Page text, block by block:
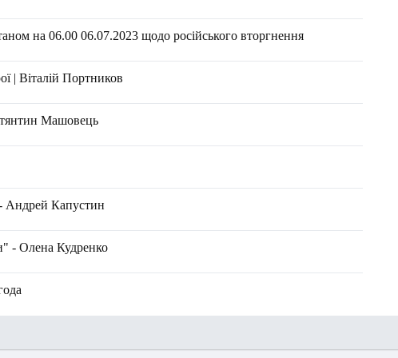
на 06.00 06.07.2023 щодо російського вторгнення
| Віталій Портников
Машовець
Андрей Капустин
- Олена Кудренко